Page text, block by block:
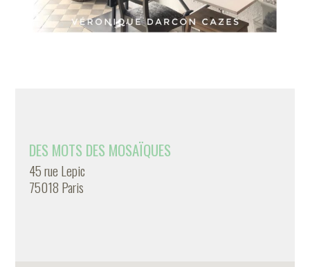
DES MOTS DES MOSAÏQUES
45 rue Lepic
75018 Paris